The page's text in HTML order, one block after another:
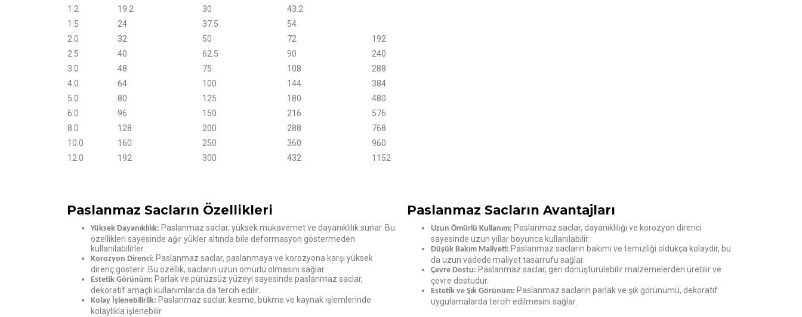
1.2
19.2 30
43.2
1.5
24 37.5
54
2.0
32 50 72
192
2.5
40 62.5 90
240
3.0
48 75 108
288
4.0
64 100 144
384
5.0
80 125 180
480
6.0
96 150 216
576
8.0
128 200 288
768
10.0
160 250 360
960
12.0
192 300 432 1152
Paslanmaz Sacların Özellikleri
Yüksek Dayanıklılık: Paslanmaz saclar, yüksek mukavemet ve dayanıklılık sunar. Bu
özellikleri sayesinde ağır yükler altında bile deformasyon göstermeden
kullanılabilirler.
Korozyon Direnci: Paslanmaz saclar, paslanmaya ve korozyona karşı yüksek
direnç gösterir. Bu özellik, sacların uzun ömürlü olmasını sağlar.
Estetik Görünüm: Parlak ve pürüzsüz yüzeyi sayesinde paslanmaz saclar,
dekoratif amaçlı kullanımlarda da tercih edilir.
Kolay İşlenebilirlik: Paslanmaz saclar, kesme, bükme ve kaynak işlemlerinde
kolaylıkla işlenebilir.
Paslanmaz Sacların Avantajları
Uzun Ömürlü Kullanım: Paslanmaz saclar, dayanıklılığı ve korozyon direnci
sayesinde uzun yıllar boyunca kullanılabilir.
Düşük Bakım Maliyeti: Paslanmaz sacların bakımı ve temizliği oldukça kolaydır, bu
da uzun vadede maliyet tasarrufu sağlar.
Çevre Dostu: Paslanmaz saclar, geri dönüştürülebilir malzemelerden üretilir ve
çevre dostudur.
Estetik ve Şık Görünüm: Paslanmaz sacların parlak ve şık görünümü, dekoratif
uygulamalarda tercih edilmesini sağlar.